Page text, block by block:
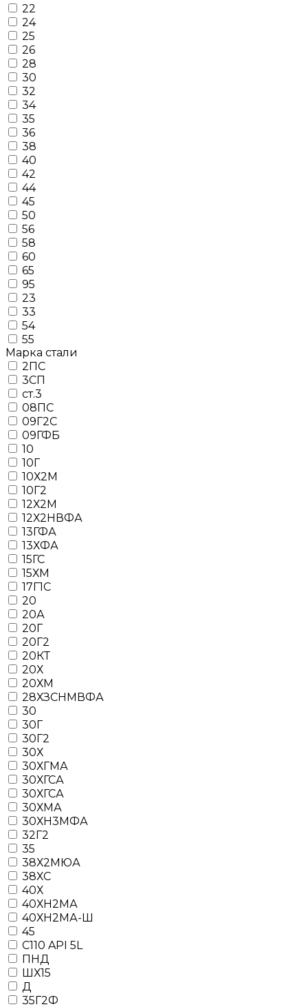
22
24
25
26
28
30
32
34
35
36
38
40
42
44
45
50
56
58
60
65
95
23
33
54
55
Марка стали
2ПС
3СП
ст.3
08ПС
09Г2С
09ГФБ
10
10Г
10Х2М
10Г2
12Х2М
12Х2НВФА
13ГФА
13ХФА
15ГС
15ХМ
17Г1С
20
20А
20Г
20Г2
20КТ
20Х
20ХМ
28ХЗСНМВФА
30
30Г
30Г2
30Х
30ХГМА
30ХГСА
30ХГСА
30ХМА
30ХН3МФА
32Г2
35
38Х2МЮА
38ХС
40Х
40ХН2МА
40ХН2МА-Ш
45
C110 API 5L
ПНД
ШХ15
Д
35Г2Ф